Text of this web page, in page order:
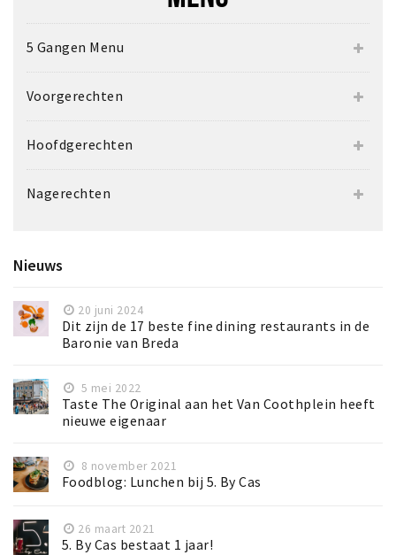
5 Gangen Menu
Voorgerechten
Hoofdgerechten
Nagerechten
Nieuws
20 juni 2024
Dit zijn de 17 beste fine dining restaurants in de
Baronie van Breda
5 mei 2022
Taste The Original aan het Van Coothplein heeft
nieuwe eigenaar
8 november 2021
Foodblog: Lunchen bij 5. By Cas
26 maart 2021
5. By Cas bestaat 1 jaar!